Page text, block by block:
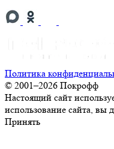
Политика
© 2001–2026 Покрофф
Настоящий сайт
использование сайта, вы
Принять